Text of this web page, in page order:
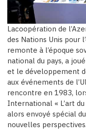
Lacoopération de
des Nations Unis pour
remonte à l’époque
national du pays, a
et le développement
aux événements de
rencontre en 1983,
International « L’art
alors envoyé spécial
nouvelles perspectives.